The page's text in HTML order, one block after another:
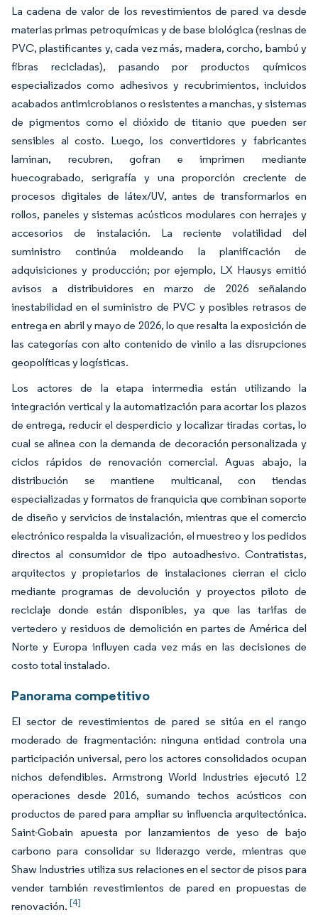
La cadena de valor de los revestimientos de pared va desde
materias primas petroquímicas y de base biológica (resinas de
PVC, plastificantes y, cada vez más, madera, corcho, bambú y
fibras recicladas), pasando por productos químicos
especializados como adhesivos y recubrimientos, incluidos
acabados antimicrobianos o resistentes a manchas, y sistemas
de pigmentos como el dióxido de titanio que pueden ser
sensibles al costo. Luego, los convertidores y fabricantes
laminan, recubren, gofran e imprimen mediante
huecograbado, serigrafía y una proporción creciente de
procesos digitales de látex/UV, antes de transformarlos en
rollos, paneles y sistemas acústicos modulares con herrajes y
accesorios de instalación. La reciente volatilidad del
suministro continúa moldeando la planificación de
adquisiciones y producción; por ejemplo, LX Hausys emitió
avisos a distribuidores en marzo de 2026 señalando
inestabilidad en el suministro de PVC y posibles retrasos de
entrega en abril y mayo de 2026, lo que resalta la exposición de
las categorías con alto contenido de vinilo a las disrupciones
geopolíticas y logísticas.
Los actores de la etapa intermedia están utilizando la
integración vertical y la automatización para acortar los plazos
de entrega, reducir el desperdicio y localizar tiradas cortas, lo
cual se alinea con la demanda de decoración personalizada y
ciclos rápidos de renovación comercial. Aguas abajo, la
distribución se mantiene multicanal, con tiendas
especializadas y formatos de franquicia que combinan soporte
de diseño y servicios de instalación, mientras que el comercio
electrónico respalda la visualización, el muestreo y los pedidos
directos al consumidor de tipo autoadhesivo. Contratistas,
arquitectos y propietarios de instalaciones cierran el ciclo
mediante programas de devolución y proyectos piloto de
reciclaje donde están disponibles, ya que las tarifas de
vertedero y residuos de demolición en partes de América del
Norte y Europa influyen cada vez más en las decisiones de
costo total instalado.
Panorama competitivo
El sector de revestimientos de pared se sitúa en el rango
moderado de fragmentación: ninguna entidad controla una
participación universal, pero los actores consolidados ocupan
nichos defendibles. Armstrong World Industries ejecutó 12
operaciones desde 2016, sumando techos acústicos con
productos de pared para ampliar su influencia arquitectónica.
Saint-Gobain apuesta por lanzamientos de yeso de bajo
carbono para consolidar su liderazgo verde, mientras que
Shaw Industries utiliza sus relaciones en el sector de pisos para
vender también revestimientos de pared en propuestas de
renovación. [4]